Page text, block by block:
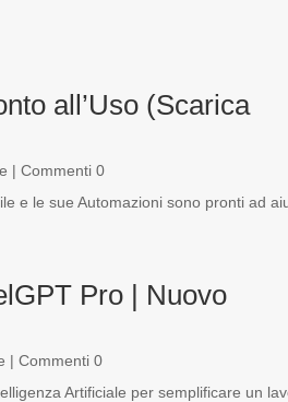
all’Uso (Scarica
| Commenti 0
e le sue Automazioni sono pronti ad
Pro | Nuovo
| Commenti 0
Artificiale per semplificare un